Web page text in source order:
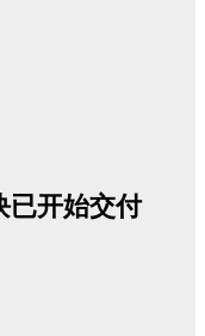
已开始交付